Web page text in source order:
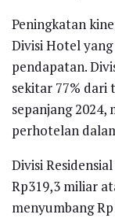
Peningkatan
Divisi Hotel
pendapatan.
sekitar 77% dari
sepanjang
perhotelan
Divisi
Rp319,3 miliar
menyumbang